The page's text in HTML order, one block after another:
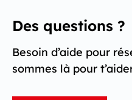
Des questions ?
Besoin d’aide pour
sommes là pour